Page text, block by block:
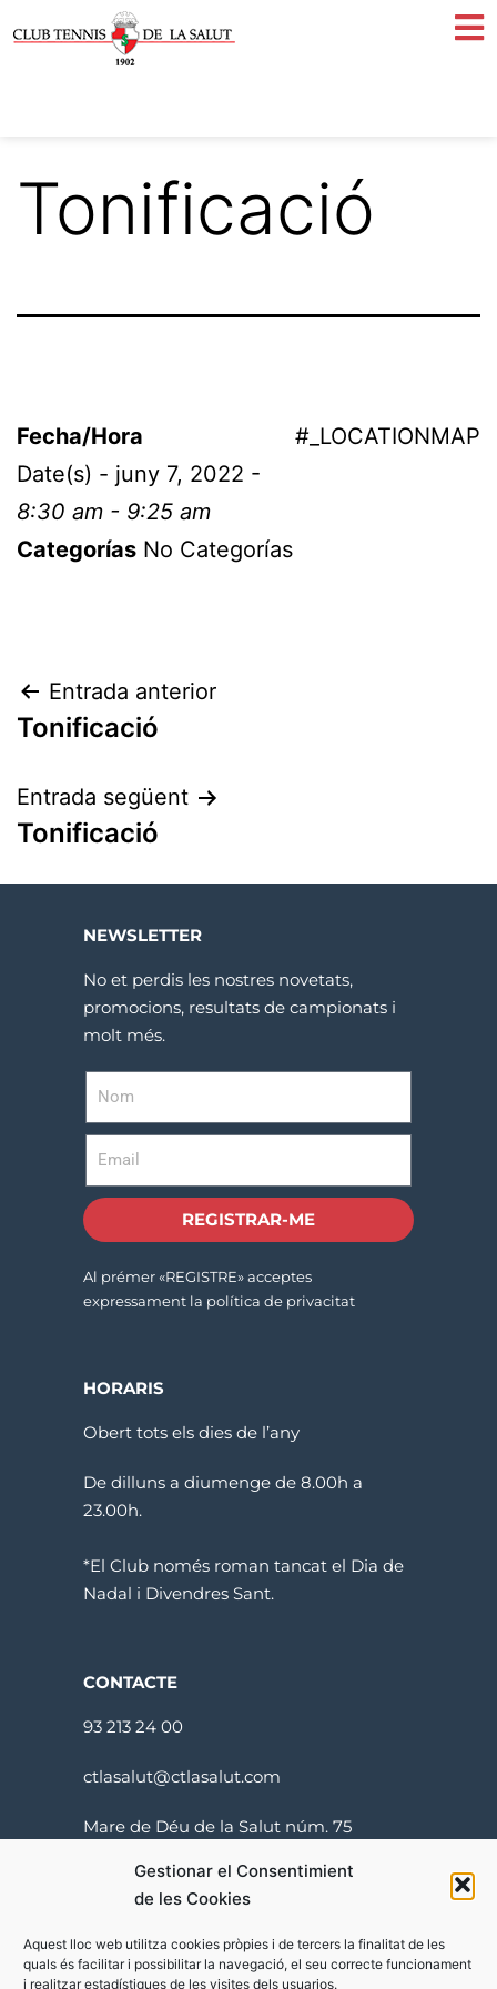
Gestionar el Consentimient
de les Cookies
Aquest lloc web utilitza cookies pròpies i de tercers la finalitat de les
quals és facilitar i possibilitar la navegació, el seu correcte funcionament
i realitzar estadístiques de les visites dels usuarios.
Tonificació
#_LOCATIONMAP
Fecha/Hora
Date(s) - juny 7, 2022 -
8:30 am - 9:25 am
Categorías No Categorías
Entrada anterior
Tonificació
Entrada següent
Tonificació
NEWSLETTER
No et perdis les nostres novetats,
promocions, resultats de campionats i
molt més.
REGISTRAR-ME
Al prémer «REGISTRE» acceptes
expressament la política de privacitat
HORARIS
Obert tots els dies de l’any
De dilluns a diumenge de 8.00h a
23.00h.
*El Club només roman tancat el Dia de
Nadal i Divendres Sant.
CONTACTE
93 213 24 00
ctlasalut@ctlasalut.com
Mare de Déu de la Salut núm. 75